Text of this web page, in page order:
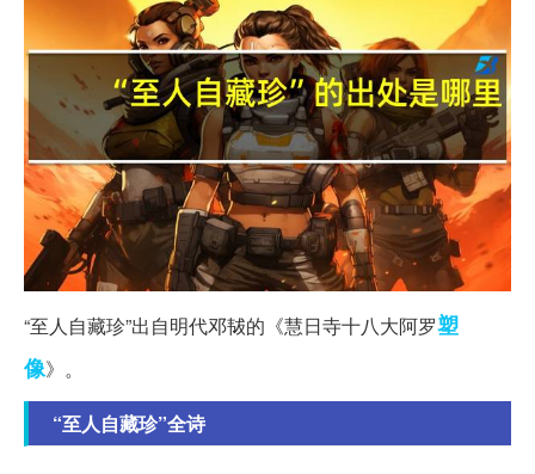
“至人自藏珍”出自明代邓韨的《慧日寺十八大阿罗塑
像》。
“至人自藏珍”全诗